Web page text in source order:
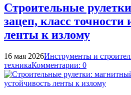
Строительные
зацеп, класс точности
ленты к излому
16 мая 2026Инструменты и
техникаКомментарии: 0